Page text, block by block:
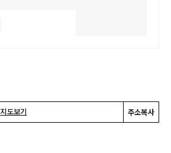
지도보기 주소복사